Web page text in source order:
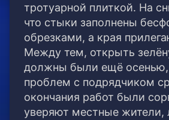
тротуарной плиткой. На
что стыки заполнены
обрезками, а края
Между тем, открыть
должны были ещё осенью,
проблем с подрядчиком
окончания работ были
уверяют местные жители,